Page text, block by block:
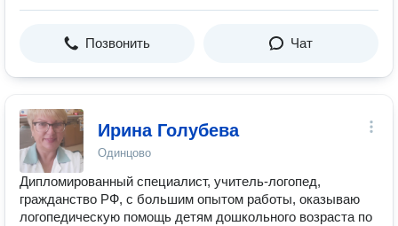
Позвонить Чат
Ирина Голубева
Одинцово
Дипломированный специалист, учитель-логопед,
гражданство РФ, с большим опытом работы, оказываю
логопедическую помощь детям дошкольного возраста по